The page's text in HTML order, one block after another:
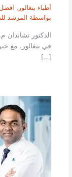
أطباء بنغالور , افضل
بواسطة المرشد
الدكتور تشاندان
[…]